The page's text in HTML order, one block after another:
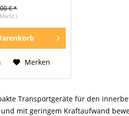
€ *
Merken
Transportgeräte für den
mit geringem Kraftaufwand